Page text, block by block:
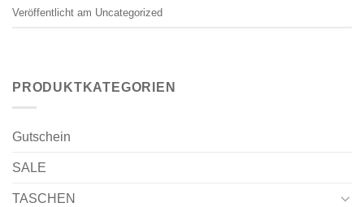
Veröffentlicht am Uncategorized
PRODUKTKATEGORIEN
Gutschein
SALE
TASCHEN